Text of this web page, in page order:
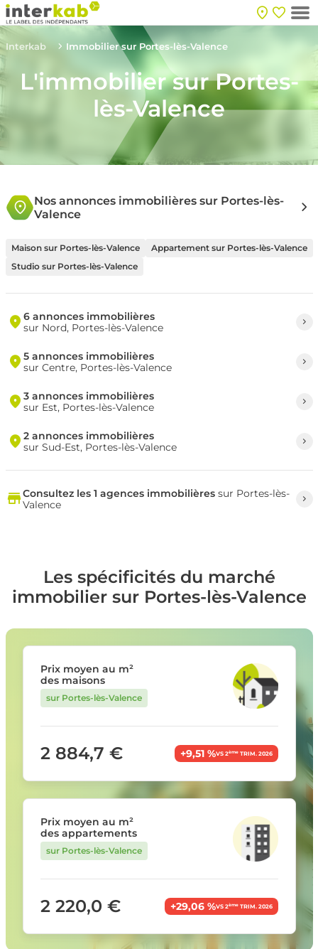
Interkab Immobilier sur Portes-lès-Valence
L'immobilier sur Portes-
lès-Valence
Nos annonces immobilières sur Portes-lès-
Valence
Maison sur Portes-lès-Valence
Appartement sur Portes-lès-Valence
Studio sur Portes-lès-Valence
6 annonces immobilières
sur Nord, Portes-lès-Valence
5 annonces immobilières
sur Centre, Portes-lès-Valence
3 annonces immobilières
sur Est, Portes-lès-Valence
2 annonces immobilières
sur Sud-Est, Portes-lès-Valence
Consultez les 1 agences immobilièressur Portes-lès-
Valence
Les spécificités du marché
immobilier sur Portes-lès-Valence
Prix moyen au m²
des maisons
sur Portes-lès-Valence
2 884,7 € +9,51 %VS 2èmeTRIM. 2026
Prix moyen au m²
des appartements
sur Portes-lès-Valence
2 220,0 € +29,06 %VS 2èmeTRIM. 2026